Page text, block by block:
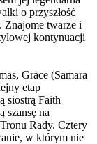
o przyszłość
Znajome twarze i
kontynuacji
Grace (Samara
etap
siostrą Faith
szansę na
Rady. Cztery
w którym nie